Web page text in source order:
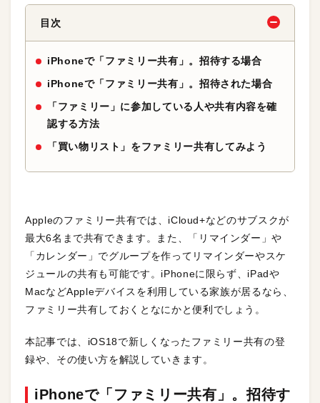
目次
iPhoneで「ファミリー共有」。招待する場合
iPhoneで「ファミリー共有」。招待された場合
「ファミリー」に参加している人や共有内容を確
認する方法
「買い物リスト」をファミリー共有してみよう
Appleのファミリー共有では、iCloud+などのサブスクが
最大6名まで共有できます。また、「リマインダー」や
「カレンダー」でグループを作ってリマインダーやスケ
ジュールの共有も可能です。iPhoneに限らず、iPadや
MacなどAppleデバイスを利用している家族が居るなら、
ファミリー共有しておくとなにかと便利でしょう。
本記事では、iOS18で新しくなったファミリー共有の登
録や、その使い方を解説していきます。
iPhoneで「ファミリー共有」。招待す